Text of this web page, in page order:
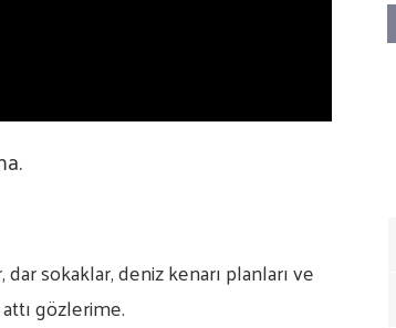
sokaklar, deniz kenarı planları ve
gözlerime.